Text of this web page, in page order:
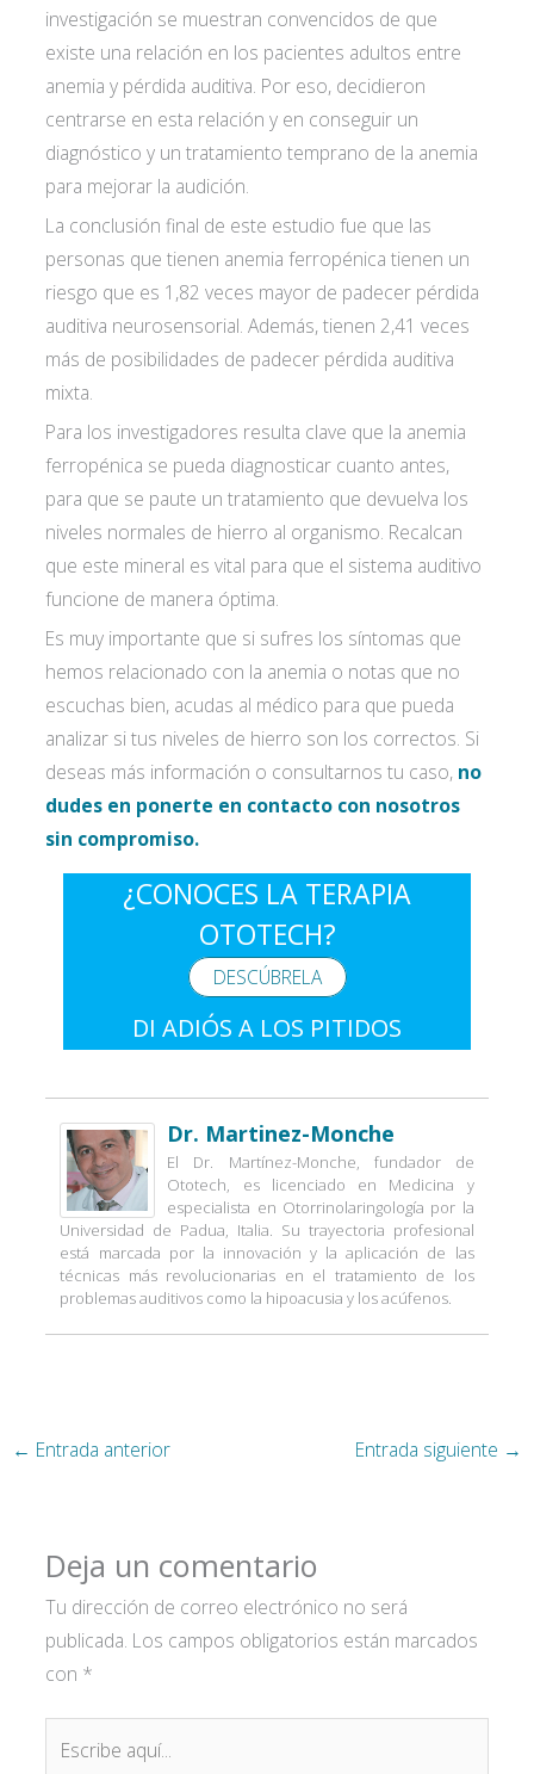
investigación se muestran convencidos de que
existe una relación en los pacientes adultos entre
anemia y pérdida auditiva. Por eso, decidieron
centrarse en esta relación y en conseguir un
diagnóstico y un tratamiento temprano de la anemia
para mejorar la audición.
La conclusión final de este estudio fue que las
personas que tienen anemia ferropénica tienen un
riesgo que es 1,82 veces mayor de padecer pérdida
auditiva neurosensorial. Además, tienen 2,41 veces
más de posibilidades de padecer pérdida auditiva
mixta.
Para los investigadores resulta clave que la anemia
ferropénica se pueda diagnosticar cuanto antes,
para que se paute un tratamiento que devuelva los
niveles normales de hierro al organismo. Recalcan
que este mineral es vital para que el sistema auditivo
funcione de manera óptima.
Es muy importante que si sufres los síntomas que
hemos relacionado con la anemia o notas que no
escuchas bien, acudas al médico para que pueda
analizar si tus niveles de hierro son los correctos. Si
deseas más información o consultarnos tu caso, no
dudes en ponerte en contacto con nosotros
sin compromiso.
¿CONOCES LA TERAPIA
OTOTECH?
DESCÚBRELA
DI ADIÓS A LOS PITIDOS
Dr. Martinez-Monche
El Dr. Martínez-Monche, fundador de
Ototech, es licenciado en Medicina y
especialista en Otorrinolaringología por la
Universidad de Padua, Italia. Su trayectoria profesional
está marcada por la innovación y la aplicación de las
técnicas más revolucionarias en el tratamiento de los
problemas auditivos como la hipoacusia y los acúfenos.
← Entrada anterior Entrada siguiente →
Deja un comentario
Tu dirección de correo electrónico no será
publicada. Los campos obligatorios están marcados
con *